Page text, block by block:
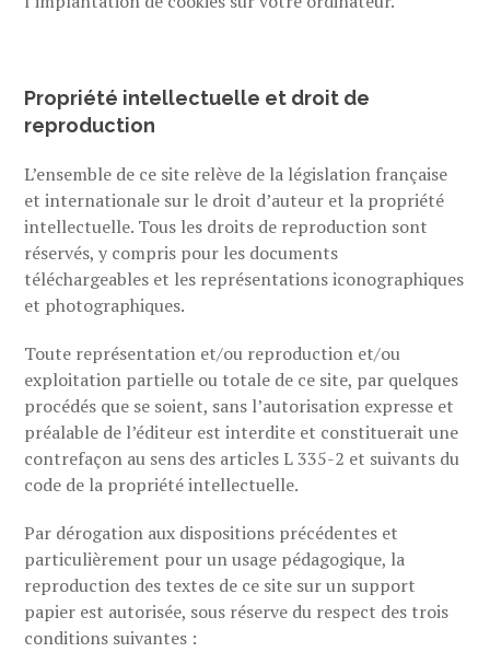
Propriété intellectuelle et droit de
reproduction
L’ensemble de ce site relève de la législation française
et internationale sur le droit d’auteur et la propriété
intellectuelle. Tous les droits de reproduction sont
réservés, y compris pour les documents
téléchargeables et les représentations iconographiques
et photographiques.
Toute représentation et/ou reproduction et/ou
exploitation partielle ou totale de ce site, par quelques
procédés que se soient, sans l’autorisation expresse et
préalable de l’éditeur est interdite et constituerait une
contrefaçon au sens des articles L 335-2 et suivants du
code de la propriété intellectuelle.
Par dérogation aux dispositions précédentes et
particulièrement pour un usage pédagogique, la
reproduction des textes de ce site sur un support
papier est autorisée, sous réserve du respect des trois
conditions suivantes :